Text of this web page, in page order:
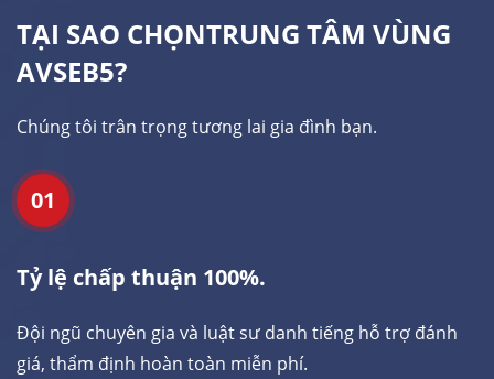
TẠI SAO CHỌNTRUNG TÂM VÙNG
AVSEB5?
Chúng tôi trân trọng tương lai gia đình bạn.
01
Tỷ lệ chấp thuận 100%.
Đội ngũ chuyên gia và luật sư danh tiếng hỗ trợ đánh
giá, thẩm định hoàn toàn miễn phí.